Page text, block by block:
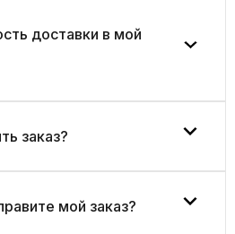
доставки в мой
заказ?
мой заказ?